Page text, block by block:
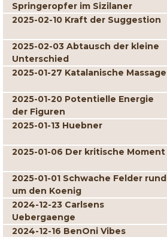
Springeropfer im Sizilaner
2025-02-10 Kraft der Suggestion
2025-02-03 Abtausch der kleine
Unterschied
2025-01-27 Katalanische Massage
2025-01-20 Potentielle Energie
der Figuren
2025-01-13 Huebner
2025-01-06 Der kritische Moment
2025-01-01 Schwache Felder rund
um den Koenig
2024-12-23 Carlsens
Uebergaenge
2024-12-16 BenOni Vibes